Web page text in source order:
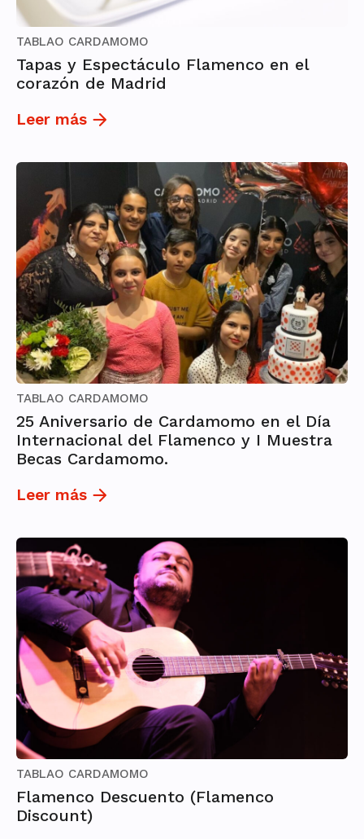
TABLAO CARDAMOMO
Tapas y Espectáculo Flamenco en el
corazón de Madrid
Leer más
TABLAO CARDAMOMO
25 Aniversario de Cardamomo en el Día
Internacional del Flamenco y I Muestra
Becas Cardamomo.
Leer más
TABLAO CARDAMOMO
Flamenco Descuento (Flamenco
Discount)